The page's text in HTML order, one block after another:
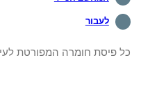
לעבור
פיסת חומרה המפורטת לעיל ניתן